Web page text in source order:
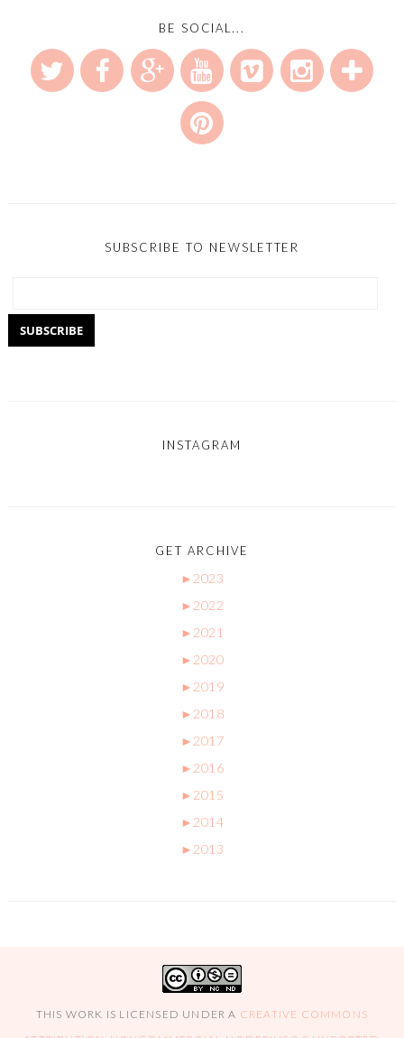
BE SOCIAL...
SUBSCRIBE TO NEWSLETTER
INSTAGRAM
GET ARCHIVE
► 2023
► 2022
► 2021
► 2020
► 2019
► 2018
► 2017
► 2016
► 2015
► 2014
► 2013
THIS WORK IS LICENSED UNDER A CREATIVE COMMONS